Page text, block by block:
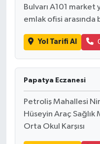
Bulvarı A101 market
emlak ofisi arasında
Yol Tarifi Al
Papatya Eczanesi
Petroliş Mahallesi
Hüseyin Araç Sağlık
Orta Okul Karşısı